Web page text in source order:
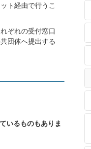
ト経由で行うこ
ぞれの受付窓口
団体へ提出する
いるものもありま